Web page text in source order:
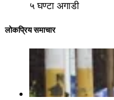
५ घण्टा अगाडी
लोकप्रिय समाचार